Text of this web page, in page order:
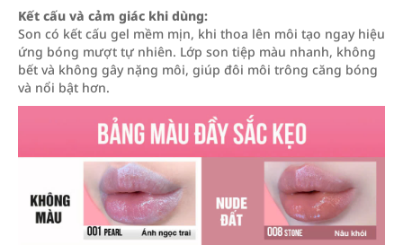
Kết cấu và cảm giác khi dùng:
Son có kết cấu gel mềm mịn, khi thoa lên môi tạo ngay hiệu
ứng bóng mượt tự nhiên. Lớp son tiệp màu nhanh, không
bết và không gây nặng môi, giúp đôi môi trông căng bóng
và nổi bật hơn.